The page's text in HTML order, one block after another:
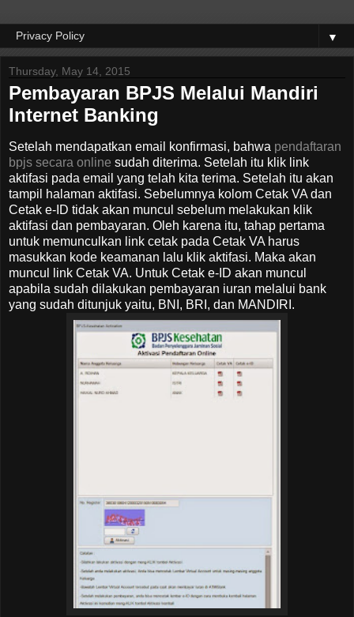
▼
Thursday, May 14, 2015
Pembayaran BPJS Melalui Mandiri
Internet Banking
Setelah mendapatkan email konfirmasi, bahwa pendaftaran
bpjs secara online sudah diterima. Setelah itu klik link
aktifasi pada email yang telah kita terima. Setelah itu akan
tampil halaman aktifasi. Sebelumnya kolom Cetak VA dan
Cetak e-ID tidak akan muncul sebelum melakukan klik
aktifasi dan pembayaran. Oleh karena itu, tahap pertama
untuk memunculkan link cetak pada Cetak VA harus
masukkan kode keamanan lalu klik aktifasi. Maka akan
muncul link Cetak VA. Untuk Cetak e-ID akan muncul
apabila sudah dilakukan pembayaran iuran melalui bank
yang sudah ditunjuk yaitu, BNI, BRI, dan MANDIRI.